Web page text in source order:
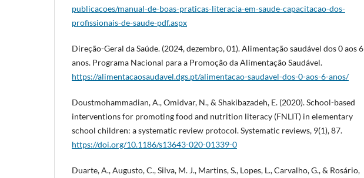
publicacoes/manual-de-boas-praticas-literacia-em-saude-capacitacao-dos-
profissionais-de-saude-pdf.aspx
Direção-Geral da Saúde. (2024, dezembro, 01). Alimentação saudável dos 0 aos 6
anos. Programa Nacional para a Promoção da Alimentação Saudável.
https://alimentacaosaudavel.dgs.pt/alimentacao-saudavel-dos-0-aos-6-anos/
Doustmohammadian, A., Omidvar, N., & Shakibazadeh, E. (2020). School-based
interventions for promoting food and nutrition literacy (FNLIT) in elementary
school children: a systematic review protocol. Systematic reviews, 9(1), 87.
https://doi.org/10.1186/s13643-020-01339-0
Duarte, A., Augusto, C., Silva, M. J., Martins, S., Lopes, L., Carvalho, G., & Rosário,